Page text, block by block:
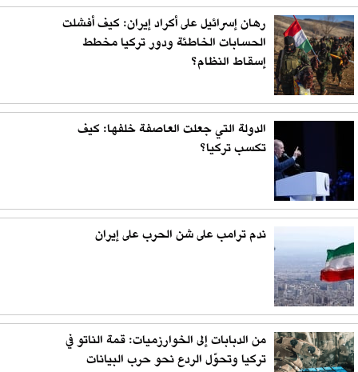
رهان إسرائيل على أكراد إيران: كيف أفشلت
الحسابات الخاطئة ودور تركيا مخطط
إسقاط النظام؟
الدولة التي جعلت العاصفة خلفها: كيف
تكسب تركيا؟
ندم ترامب على شن الحرب على إيران
من الدبابات إلى الخوارزميات: قمة الناتو في
تركيا وتحوّل الردع نحو حرب البيانات